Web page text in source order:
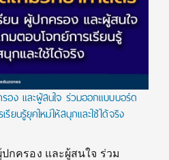
ง และผู้สนใจ ร่วมออกแบบบอร์ด
ยนรู้ยุคใหม่ให้สนุกและใช้ได้จริง
กครอง และผู้สนใจ ร่วม